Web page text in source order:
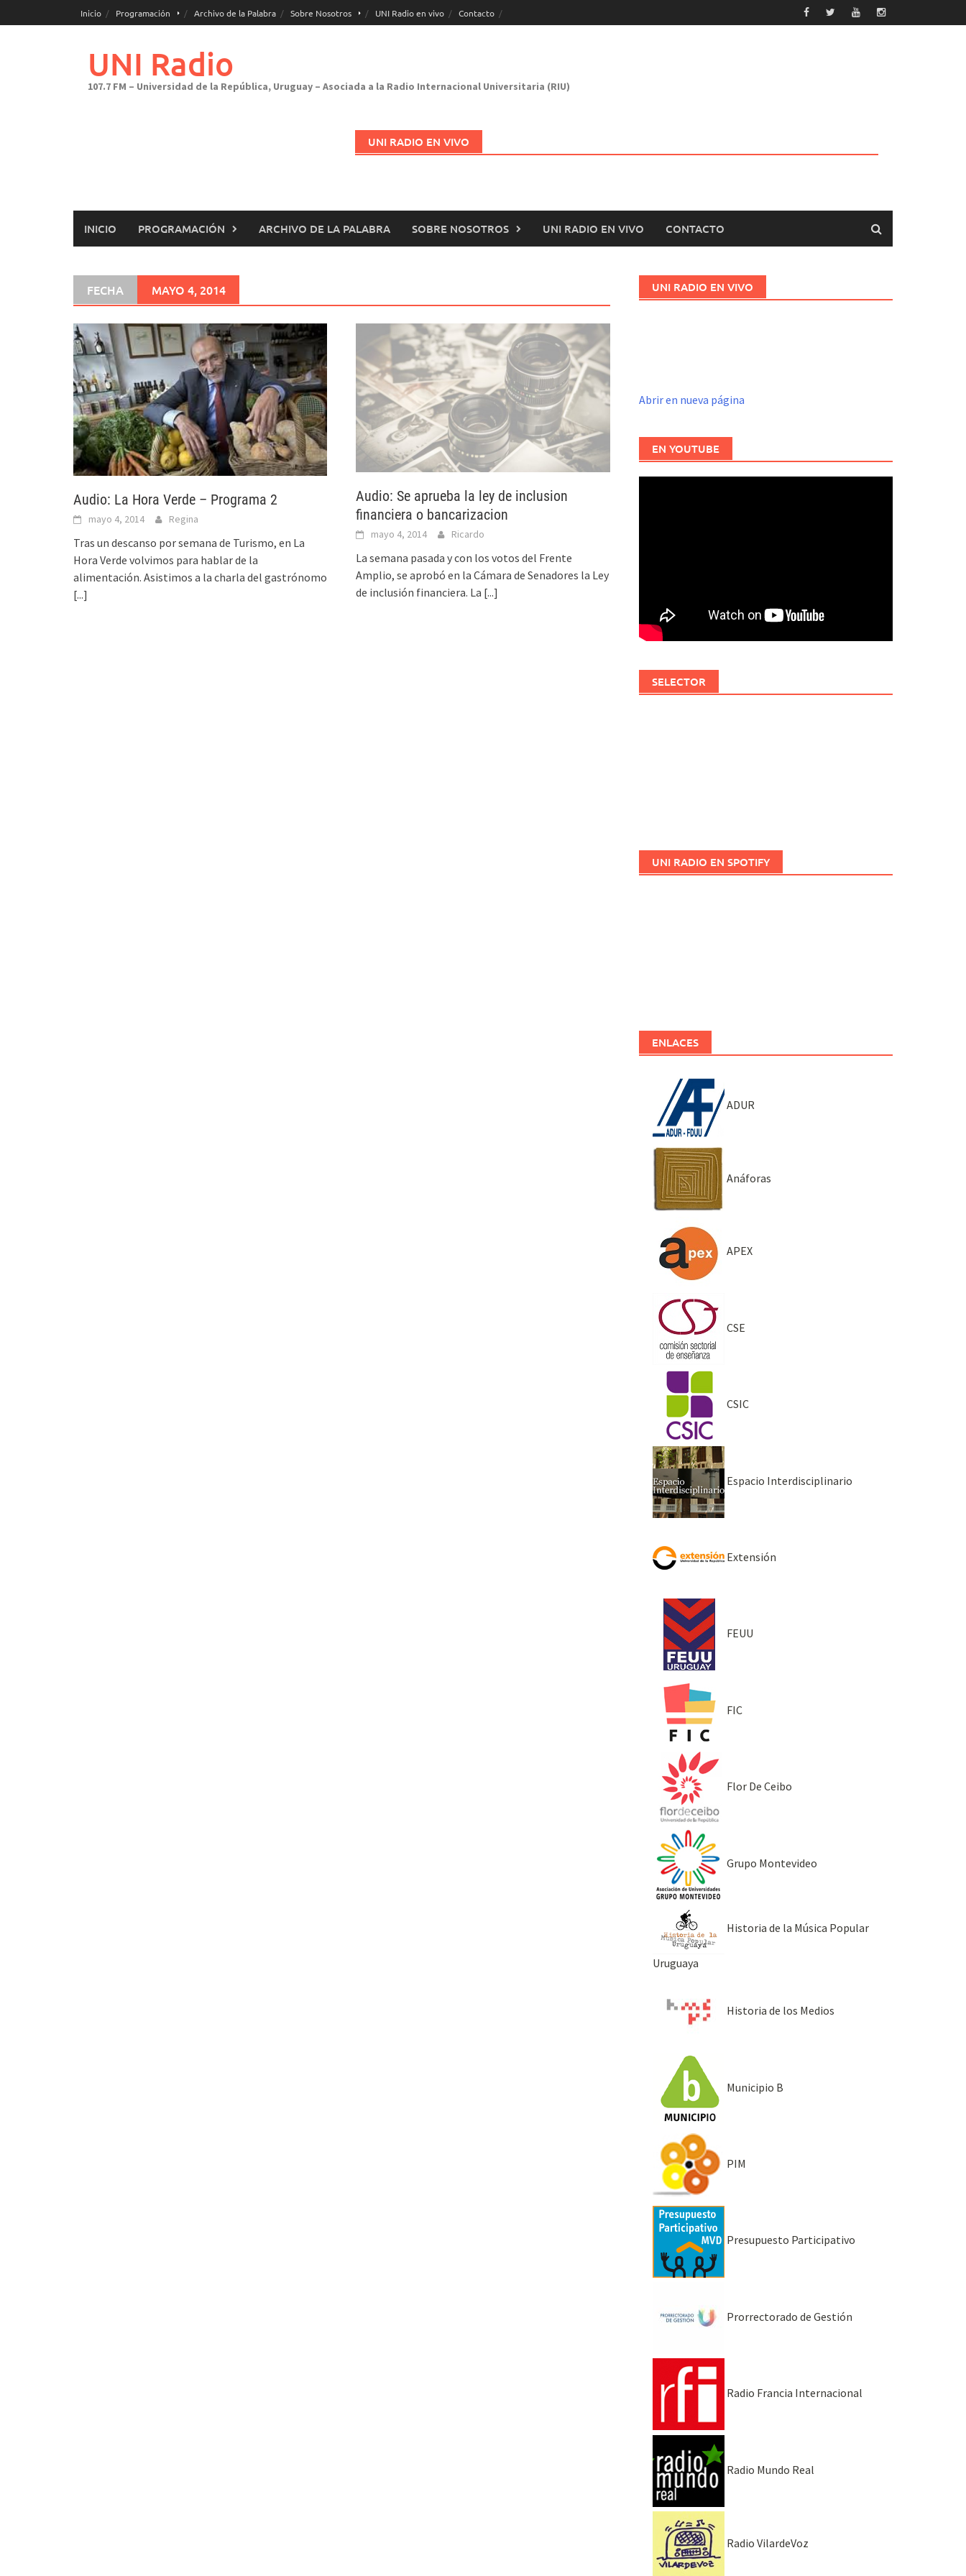
al
Inicio Programación Archivo de la Palabra Sobre Nosotros UNI Radio en vivo Contacto
UNI Radio
107.7 FM – Universidad de la República, Uruguay – Asociada a la Radio Internacional Universitaria (RIU)
UNI RADIO EN VIVO
INICIO PROGRAMACIÓN ARCHIVO DE LA PALABRA SOBRE NOSOTROS UNI RADIO EN VIVO CONTACTO
FECHA MAYO 4, 2014
Audio: La Hora Verde – Programa 2
mayo 4, 2014 Regina
Tras un descanso por semana de Turismo, en La
Hora Verde volvimos para hablar de la
alimentación. Asistimos a la charla del gastrónomo
[...]
Audio: Se aprueba la ley de inclusion
financiera o bancarizacion
mayo 4, 2014 Ricardo
La semana pasada y con los votos del Frente
Amplio, se aprobó en la Cámara de Senadores la Ley
de inclusión financiera. La [...]
UNI RADIO EN VIVO
Abrir en nueva página
EN YOUTUBE
SELECTOR
UNI RADIO EN SPOTIFY
ENLACES
ADUR
Anáforas
APEX
CSE
CSIC
Espacio Interdisciplinario
Extensión
FEUU
FIC
Flor De Ceibo
Grupo Montevideo
Historia de la Música Popular
Uruguaya
Historia de los Medios
Municipio B
PIM
Presupuesto Participativo
Prorrectorado de Gestión
Radio Francia Internacional
Radio Mundo Real
Radio VilardeVoz